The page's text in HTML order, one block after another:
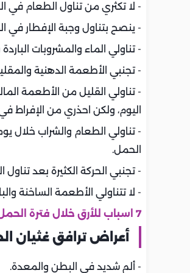
- لا تكثري من تناول الطعام في
- ينصح بتناول وجبة الإفطار في
- تناولي الماء والمشروبات
- تجنبي الأطعمة الدهنية
- تناولي القليل من الأطعمة
اليوم، ولكن احذري من الإفراط
- تناولي الطعام والشراب خلال
الحمل.
- تجنبي الحركة الكثيرة بعد
- لا تتناولي الأطعمة الساخنة
7 اسباب للأرق خلال فترة الحمل ووسائل التغلب عليه
أعراض ترافق غثيان
- ألم شديد في البطن والمعدة.